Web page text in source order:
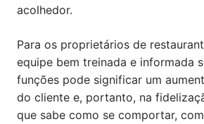
acolhedor.
Para os proprietários de
equipe bem treinada e informada
funções pode significar um
do cliente e, portanto, na
que sabe como se comportar,